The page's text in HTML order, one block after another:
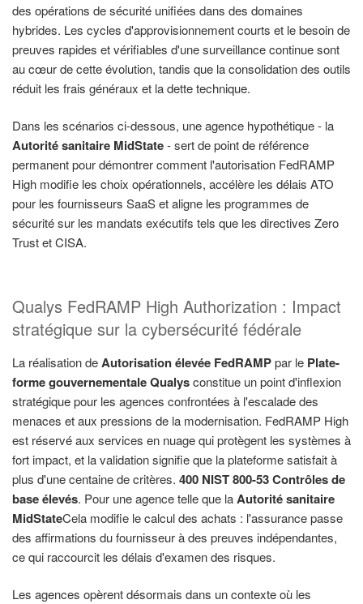
des opérations de sécurité unifiées dans des domaines
hybrides. Les cycles d'approvisionnement courts et le besoin de
preuves rapides et vérifiables d'une surveillance continue sont
au cœur de cette évolution, tandis que la consolidation des outils
réduit les frais généraux et la dette technique.
Dans les scénarios ci-dessous, une agence hypothétique - la
Autorité sanitaire MidState- sert de point de référence
permanent pour démontrer comment l'autorisation FedRAMP
High modifie les choix opérationnels, accélère les délais ATO
pour les fournisseurs SaaS et aligne les programmes de
sécurité sur les mandats exécutifs tels que les directives Zero
Trust et CISA.
Qualys FedRAMP High Authorization : Impact
stratégique sur la cybersécurité fédérale
La réalisation deAutorisation élevée FedRAMPpar le Plate-
forme gouvernementale Qualysconstitue un point d'inflexion
stratégique pour les agences confrontées à l'escalade des
menaces et aux pressions de la modernisation. FedRAMP High
est réservé aux services en nuage qui protègent les systèmes à
fort impact, et la validation signifie que la plateforme satisfait à
plus d'une centaine de critères. 400 NIST 800-53 Contrôles de
base élevés. Pour une agence telle que laAutorité sanitaire
MidStateCela modifie le calcul des achats : l'assurance passe
des affirmations du fournisseur à des preuves indépendantes,
ce qui raccourcit les délais d'examen des risques.
Les agences opèrent désormais dans un contexte où les